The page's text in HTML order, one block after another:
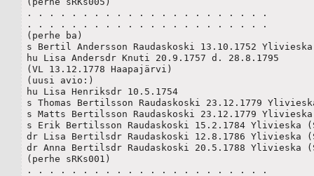
. . . . . . . . . . . . . . . . . . . . . .
. . . . . . . . . . . . . . . . . . . . . .
(perhe ba)
s Bertil Andersson Raudaskoski 13.10.1752
hu Lisa Andersdr Knuti 20.9.1757 d. 28.8.1795
(VL 13.12.1778 Haapajärvi)
(uusi avio:)
hu Lisa Henriksdr 10.5.1754
s Thomas Bertilsson Raudaskoski 23.12.1779
s Matts Bertilsson Raudaskoski 23.12.1779
s Erik Bertilsson Raudaskoski 15.2.1784 Ylivieska
dr Lisa Bertilsdr Raudaskoski 12.8.1786 Ylivieska
dr Anna Bertilsdr Raudaskoski 20.5.1788 Ylivieska
(perhe sRKs001)
. . . . . . . . . . . . . . . . . . . . . .